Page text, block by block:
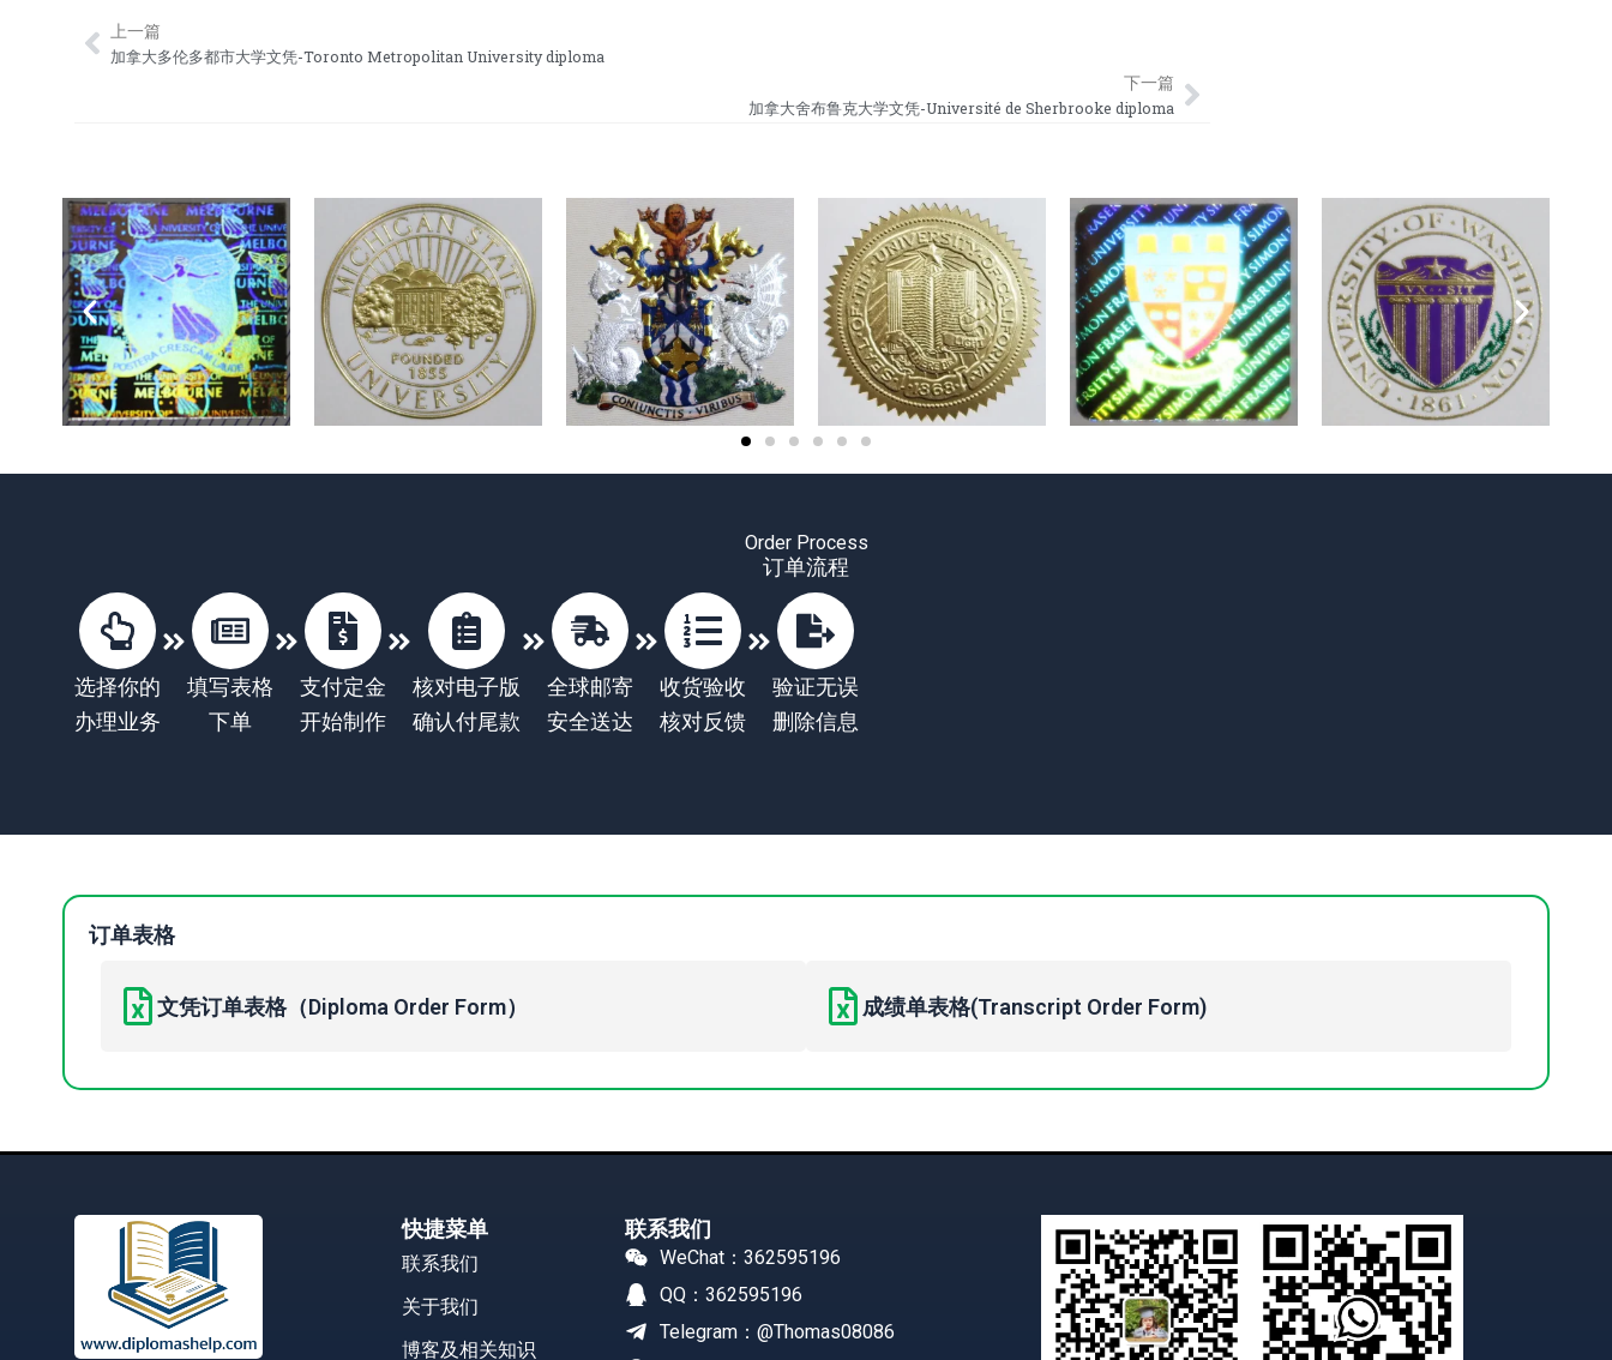
Prev
上一篇
加拿大多伦多都市大学文凭-Toronto Metropolitan University diploma
下一篇
加拿大舍布鲁克大学文凭-Université de Sherbrooke diploma
Order Process
订单流程
选择你的
办理业务
填写表格
下单
支付定金
开始制作
核对电子版
确认付尾款
全球邮寄
安全送达
收货验收
核对反馈
验证无误
删除信息
订单表格
文凭订单表格（Diploma Order Form） 成绩单表格(Transcript Order Form)
快捷菜单
联系我们
关于我们
博客及相关知识
联系我们
WeChat：362595196
QQ：362595196
Telegram：@Thomas08086